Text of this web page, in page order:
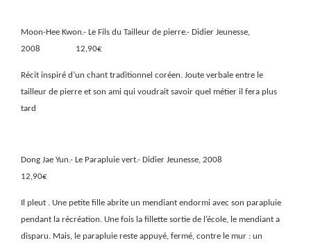
Moon-Hee Kwon.- Le Fils du Tailleur de pierre.- Didier Jeunesse,
2008
12,90€
Récit inspiré d’un chant traditionnel coréen. Joute verbale entre le
tailleur de pierre et son ami qui voudrait savoir quel métier il fera plus
tard
Dong Jae Yun.- Le Parapluie vert.- Didier Jeunesse, 2008
12,90€
Il pleut . Une petite fille abrite un mendiant endormi avec son parapluie
pendant la récréation. Une fois la fillette sortie de l’école, le mendiant a
disparu. Mais, le parapluie reste appuyé, fermé, contre le mur : un